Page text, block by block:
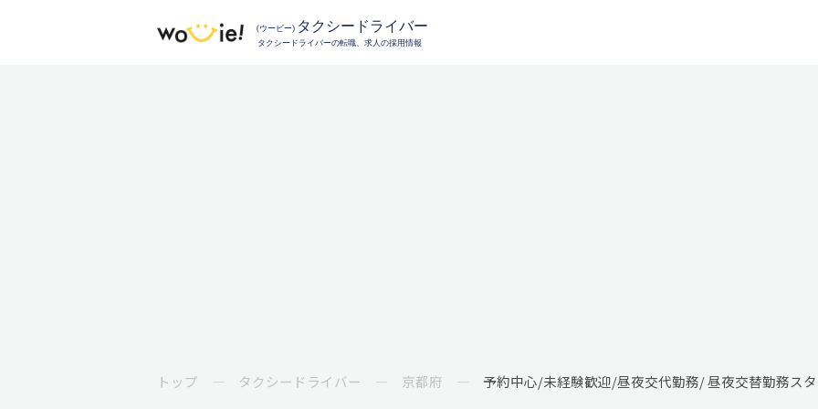
トップ タクシードライバー 京都府 予約中心/未経験歓迎/昼夜交代勤務/ 昼夜交替勤務ス